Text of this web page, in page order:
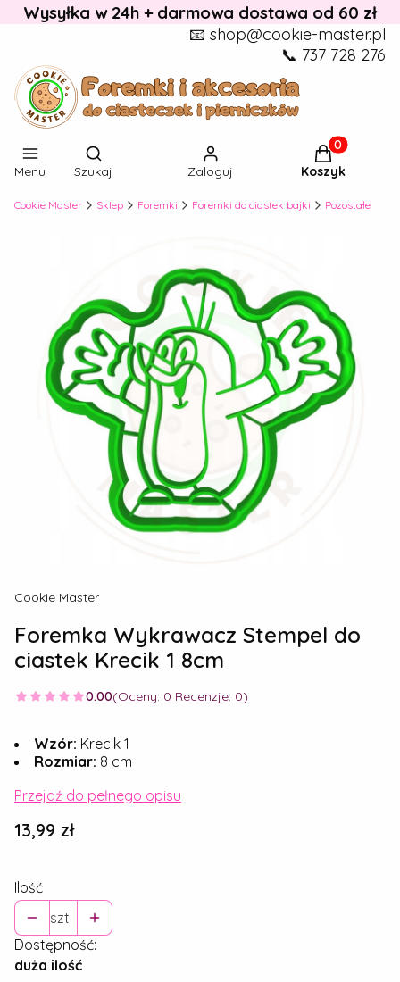
Wysyłka w 24h + darmowa dostawa od 60 zł
📧 shop@cookie-master.pl
📞 737 728 276
Menu
Otwórz wyszukiwarkę
Szukaj Zaloguj
Produkty w
Koszyk
Cookie Master Sklep Foremki Foremki do ciastek bajki Pozostałe
Cookie Master
Foremka Wykrawacz Stempel do
ciastek Krecik 1 8cm
0.00(Oceny: 0 Recenzje: 0)
Wzór: Krecik 1
Rozmiar: 8 cm
Przejdź do pełnego opisu
Cena
13,99 zł
Ilość
szt.
Dostępność:
duża ilość